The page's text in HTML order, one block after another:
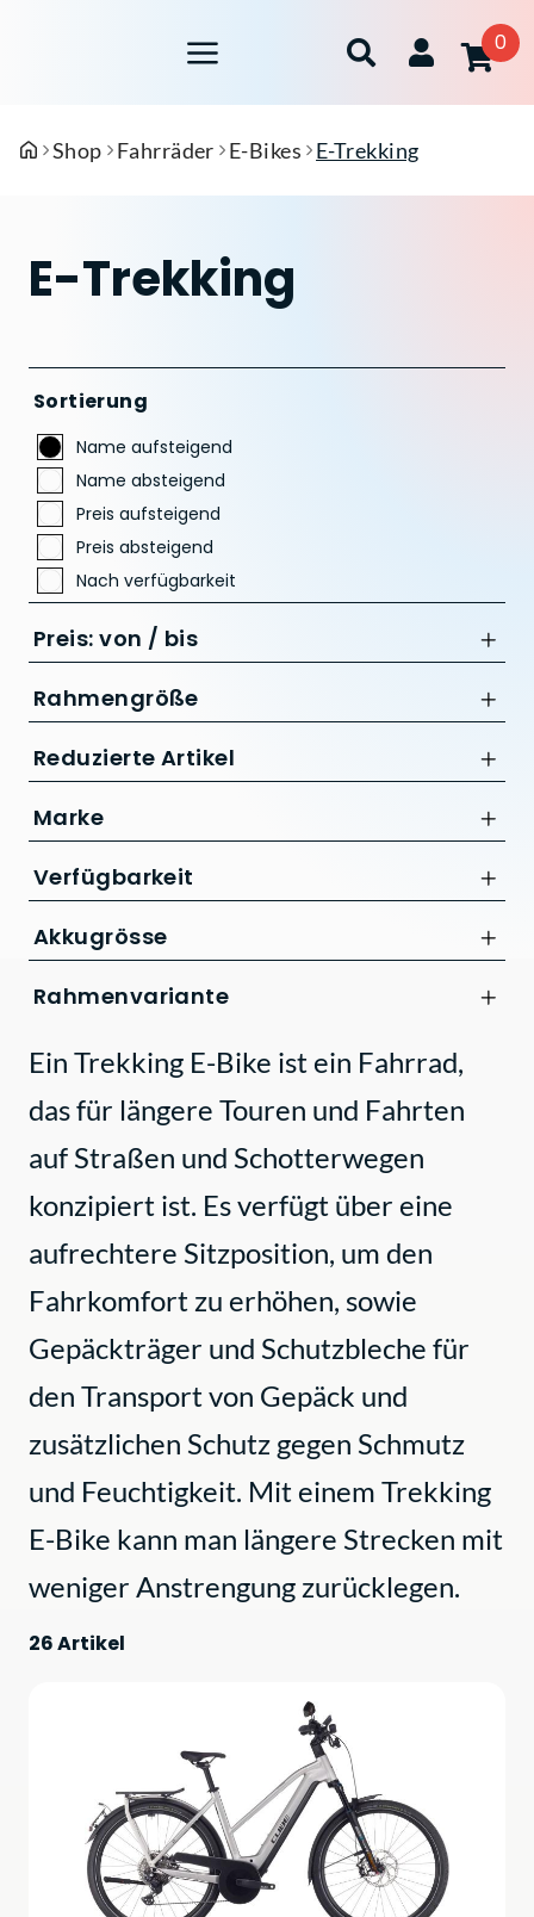
0
Shop Fahrräder E-Bikes E-Trekking
E-Trekking
Sortierung
Name aufsteigend
Name absteigend
Preis aufsteigend
Preis absteigend
Nach verfügbarkeit
Preis: von / bis
Rahmengröße
46 cm
50 cm
54 cm
58 cm
S
Reduzierte Artikel
Nur Reduzierte Artikel anzeigen
Marke
CUBE
Verfügbarkeit
Akkugrösse
Rahmenvariante
Trapez
Ein Trekking E-Bike ist ein Fahrrad,
das für längere Touren und Fahrten
auf Straßen und Schotterwegen
konzipiert ist. Es verfügt über eine
aufrechtere Sitzposition, um den
Fahrkomfort zu erhöhen, sowie
Gepäckträger und Schutzbleche für
den Transport von Gepäck und
zusätzlichen Schutz gegen Schmutz
und Feuchtigkeit. Mit einem Trekking
E-Bike kann man längere Strecken mit
weniger Anstrengung zurücklegen.
26 Artikel